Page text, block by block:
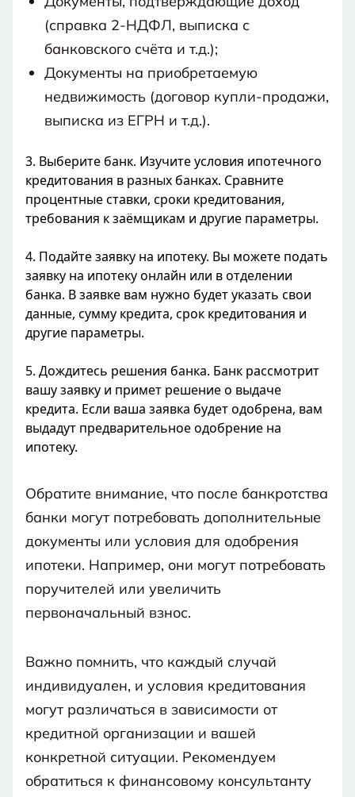
(справка 2-НДФЛ, выписка с
банковского счёта и т.д.);
Документы на приобретаемую
недвижимость (договор купли-продажи,
выписка из ЕГРН и т.д.).
3. Выберите банк. Изучите условия ипотечного
кредитования в разных банках. Сравните
процентные ставки, сроки кредитования,
требования к заёмщикам и другие параметры.
4. Подайте заявку на ипотеку. Вы можете подать
заявку на ипотеку онлайн или в отделении
банка. В заявке вам нужно будет указать свои
данные, сумму кредита, срок кредитования и
другие параметры.
5. Дождитесь решения банка. Банк рассмотрит
вашу заявку и примет решение о выдаче
кредита. Если ваша заявка будет одобрена, вам
выдадут предварительное одобрение на
ипотеку.
Обратите внимание, что после банкротства
банки могут потребовать дополнительные
документы или условия для одобрения
ипотеки. Например, они могут потребовать
поручителей или увеличить
первоначальный взнос.
Важно помнить, что каждый случай
индивидуален, и условия кредитования
могут различаться в зависимости от
кредитной организации и вашей
конкретной ситуации. Рекомендуем
обратиться к финансовому консультанту